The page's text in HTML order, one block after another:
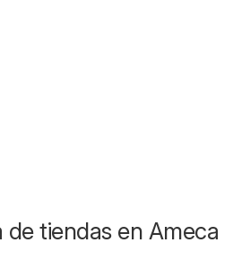
de tiendas en Ameca